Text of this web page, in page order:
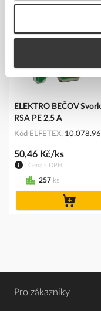
ELEKTRO BEČOV
RSA PE 2,5 A
Kód ELFETEX
Cena s DPH
50,46 Kč/ks
257 ks
Pro zákazníky